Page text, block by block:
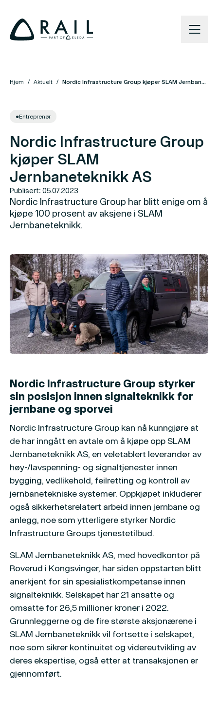
Hjem Aktuelt Nordic Infrastructure Group kjøper SLAM Jernbaneteknikk AS
●Entreprenør
Nordic Infrastructure Group
kjøper SLAM
Jernbaneteknikk AS
Publisert: 05.07.2023
Nordic Infrastructure Group har blitt enige om å
kjøpe 100 prosent av aksjene i SLAM
Jernbaneteknikk.
Nordic Infrastructure Group styrker
sin posisjon innen signalteknikk for
jernbane og sporvei
Nordic Infrastructure Group kan nå kunngjøre at
de har inngått en avtale om å kjøpe opp SLAM
Jernbaneteknikk AS, en veletablert leverandør av
høy-/lavspenning- og signaltjenester innen
bygging, vedlikehold, feilretting og kontroll av
jernbanetekniske systemer. Oppkjøpet inkluderer
også sikkerhetsrelatert arbeid innen jernbane og
anlegg, noe som ytterligere styrker Nordic
Infrastructure Groups tjenestetilbud.
SLAM Jernbaneteknikk AS, med hovedkontor på
Roverud i Kongsvinger, har siden oppstarten blitt
anerkjent for sin spesialistkompetanse innen
signalteknikk. Selskapet har 21 ansatte og
omsatte for 26,5 millioner kroner i 2022.
Grunnleggerne og de fire største aksjonærene i
SLAM Jernbaneteknikk vil fortsette i selskapet,
noe som sikrer kontinuitet og videreutvikling av
deres ekspertise, også etter at transaksjonen er
gjennomført.